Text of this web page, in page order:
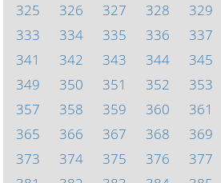
325
326 327 328 329
333
334 335 336 337
341
342 343 344 345
349
350 351 352 353
357
358 359 360 361
365
366 367 368 369
373
374 375 376 377